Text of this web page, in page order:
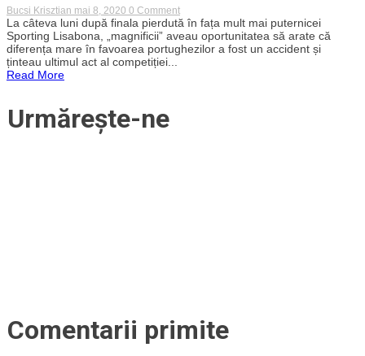
Bucsi Krisztian mai 8, 2020 0 Commenton
REMEMBER:
Potaissa
Turda
–
La câteva luni după finala pierdută în fața mult mai puternicei
Sporting Lisabona, „magnificii” aveau oportunitatea să arate că
diferența mare în favoarea portughezilor a fost un accident și
ținteau ultimul act al competiției...
Read More
Urmărește-ne
Comentarii primite